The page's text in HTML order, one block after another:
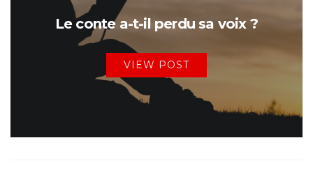
Le conte a-t-il perdu sa voix ?
VIEW POST